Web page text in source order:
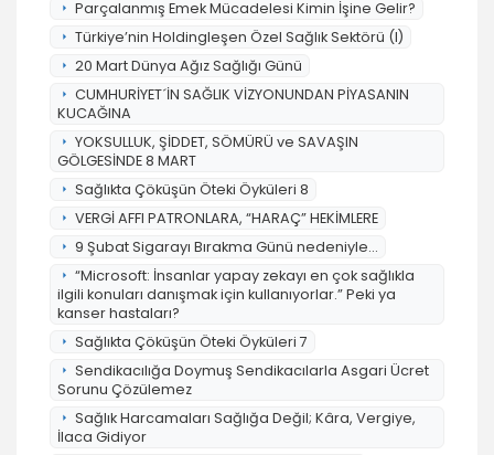
Parçalanmış Emek Mücadelesi Kimin İşine Gelir?
Türkiye’nin Holdingleşen Özel Sağlık Sektörü (I)
20 Mart Dünya Ağız Sağlığı Günü
CUMHURİYET´İN SAĞLIK VİZYONUNDAN PİYASANIN
KUCAĞINA
YOKSULLUK, ŞİDDET, SÖMÜRÜ ve SAVAŞIN
GÖLGESİNDE 8 MART
Sağlıkta Çöküşün Öteki Öyküleri 8
VERGİ AFFI PATRONLARA, “HARAÇ” HEKİMLERE
9 Şubat Sigarayı Bırakma Günü nedeniyle...
“Microsoft: İnsanlar yapay zekayı en çok sağlıkla
ilgili konuları danışmak için kullanıyorlar.” Peki ya
kanser hastaları?
Sağlıkta Çöküşün Öteki Öyküleri 7
Sendikacılığa Doymuş Sendikacılarla Asgari Ücret
Sorunu Çözülemez
Sağlık Harcamaları Sağlığa Değil; Kâra, Vergiye,
İlaca Gidiyor